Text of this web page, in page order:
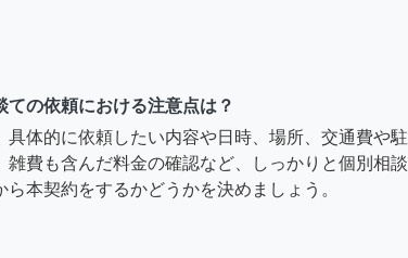
ての依頼における注意点は？
具体的に依頼したい内容や日時、場所、交通費や駐
雑費も含んだ料金の確認など、しっかりと個別相談
ら本契約をするかどうかを決めましょう。